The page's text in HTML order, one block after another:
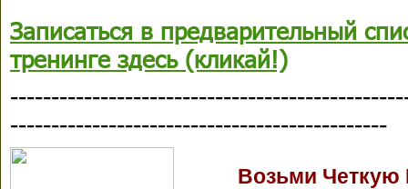
Записаться в предварительный
тренинге здесь (кликай!)
----------------------------------------------
Возьми Четкую